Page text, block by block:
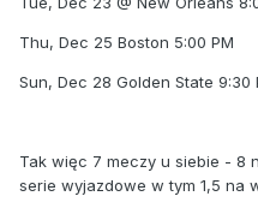
Thu, Dec 25 Boston 5:00 PM
Sun, Dec 28 Golden State 9:30
Tak więc 7 meczy u siebie - 8
serie wyjazdowe w tym 1,5 na